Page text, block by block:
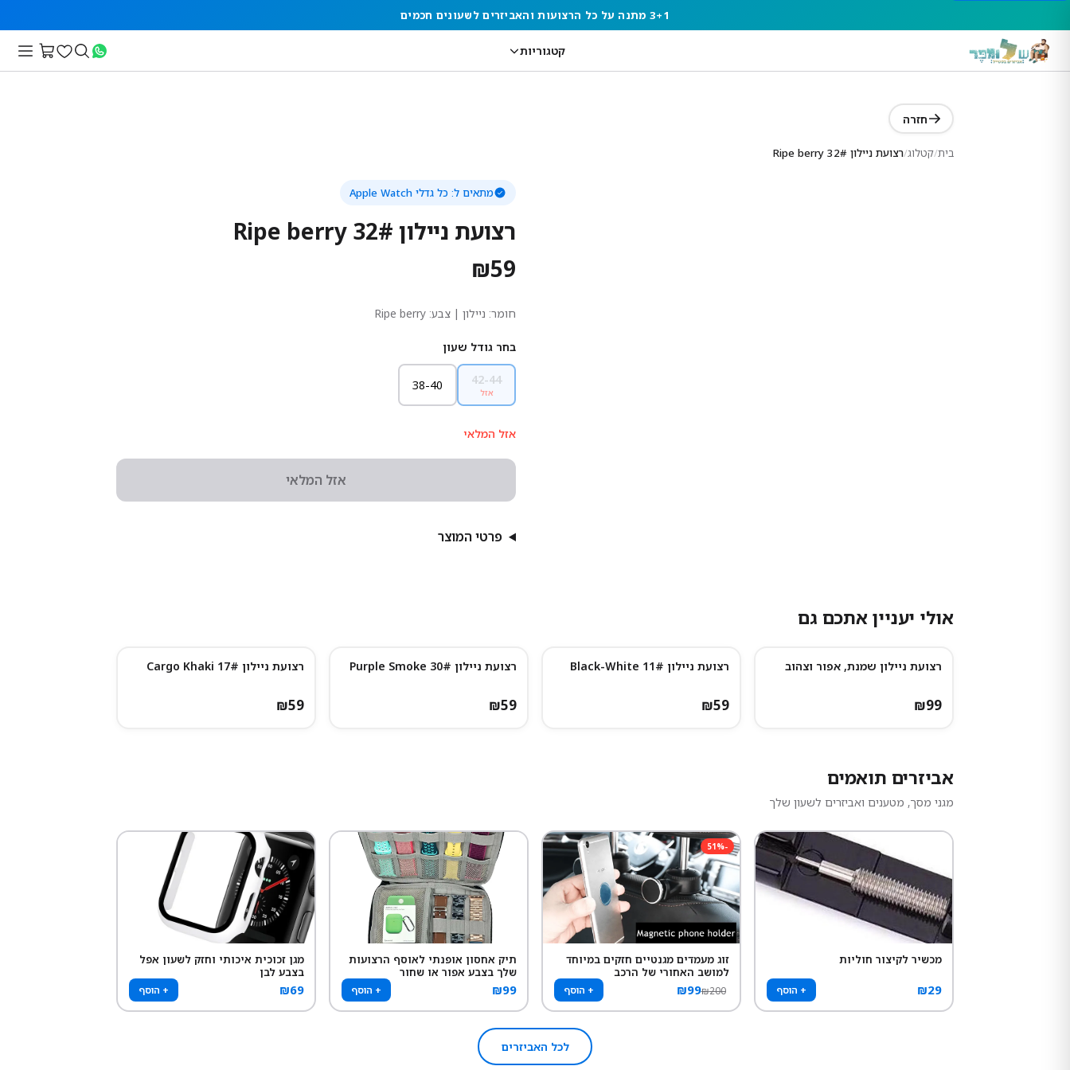
3+1 מתנה על כל הרצועות והאביזרים לשעונים חכמים
קטגוריות
חזרה
בית/קטלוג/רצועת ניילון 32# Ripe berry
מתאים ל: כל גדלי Apple Watch
רצועת ניילון 32# Ripe berry
₪59
חומר: ניילון | צבע: Ripe berry
בחר גודל שעון
42-44
אזל 38-40
אזל המלאי
אזל המלאי
פרטי המוצר
אולי יעניין אתכם גם
רצועת ניילון שמנת, אפור וצהוב
₪99
רצועת ניילון 11# Black-White
₪59
רצועת ניילון 30# Purple Smoke
₪59
רצועת ניילון 17# Cargo Khaki
₪59
אביזרים תואמים
מגני מסך, מטענים ואביזרים לשעון שלך
מכשיר לקיצור חוליות
₪29 + הוסף
-
51%
זוג מעמדים מגנטיים חזקים במיוחד
למושב האחורי של הרכב
₪99₪200 + הוסף
תיק אחסון אופנתי לאוסף הרצועות
שלך בצבע אפור או שחור
₪99 + הוסף
מגן זכוכית איכותי וחזק לשעון אפל
בצבע לבן
₪69 + הוסף
לכל האביזרים